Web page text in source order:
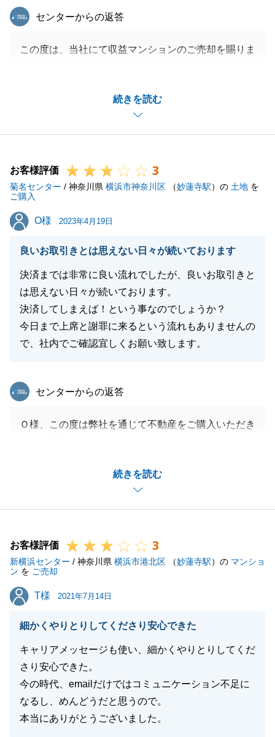
続きを読む
東急リバブル
センターからの返答
この度は、当社にて収益マンションのご売却を賜りま
結果早期成約出来ましたが、早い成約につきまして価
格面でのご不満がございました事を専門部署にお伝え
致します。
様ですので、今後もご用命頂けますよう、今回のご指
摘を社内共有させて頂きます。何卒宜しくお願い申し
上げます。
閉じる
お客様評価 3
菊名センター / 神奈川県 横浜市神奈川区 （妙蓮寺駅）の 土地 を
ご購入
O様
O様 2023年4月19日
良いお取引きとは思えない日々が続いております
決済までは非常に良い流れでしたが、良いお取引きと
は思えない日々が続いております。
決済してしまえば！という事なのでしょうか？
今日まで上席と謝罪に来るという流れもありませんの
で、社内でご確認宜しくお願い致します。
続きを読む
東急リバブル
センターからの返答
Ｏ様、この度は弊社を通じて不動産をご購入いただき
い、大変申し訳ございませんでした。
カラーセレクト・オプションなど自由度の高い仕様で
ご購入いただけたのは、建物のない状態でご決断いた
お引渡し前後でご迷惑をおかけしてしまいましたが、
今後不具合などお困りごとがございましたらお気軽に
お申し付けくださいませ。
引き続き、何卒よろしくお願いいたします。
閉じる
お客様評価 3
新横浜センター / 神奈川県 横浜市港北区 （妙蓮寺駅）の マンショ
ン を ご売却
T様
T様 2021年7月14日
細かくやりとりしてくださり安心できた
キャリアメッセージも使い、細かくやりとりしてくだ
さり安心できた。
今の時代、emailだけではコミュニケーション不足に
なるし、めんどうだと思うので。
本当にありがとうございました。